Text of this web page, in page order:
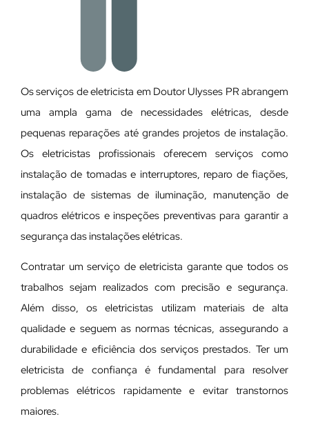
Os serviços de eletricista em Doutor Ulysses PR abrangem
uma ampla gama de necessidades elétricas, desde
pequenas reparações até grandes projetos de instalação.
Os eletricistas profissionais oferecem serviços como
instalação de tomadas e interruptores, reparo de fiações,
instalação de sistemas de iluminação, manutenção de
quadros elétricos e inspeções preventivas para garantir a
segurança das instalações elétricas.
Contratar um serviço de eletricista garante que todos os
trabalhos sejam realizados com precisão e segurança.
Além disso, os eletricistas utilizam materiais de alta
qualidade e seguem as normas técnicas, assegurando a
durabilidade e eficiência dos serviços prestados. Ter um
eletricista de confiança é fundamental para resolver
problemas elétricos rapidamente e evitar transtornos
maiores.